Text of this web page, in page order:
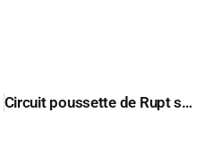
Circuit poussette de Rupt sur Moselle